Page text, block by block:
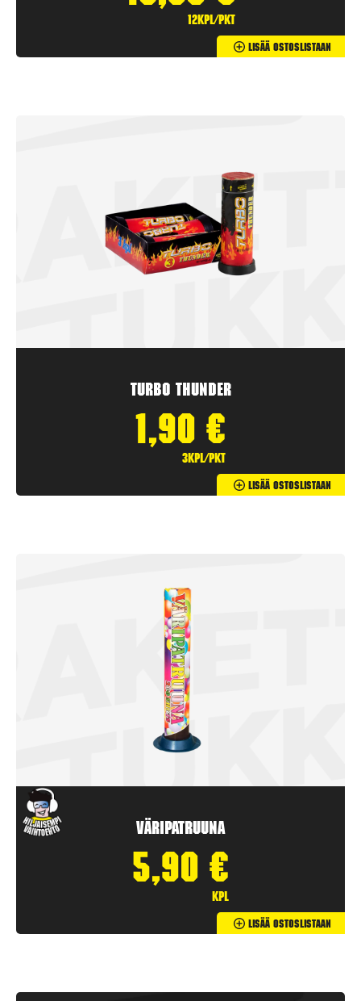
12kpl/pkt
Lisää Ostoslistaan
Turbo Thunder
1,90 €
3kpl/pkt
Lisää Ostoslistaan
Väripatruuna
5,90 €
kpl
Lisää Ostoslistaan